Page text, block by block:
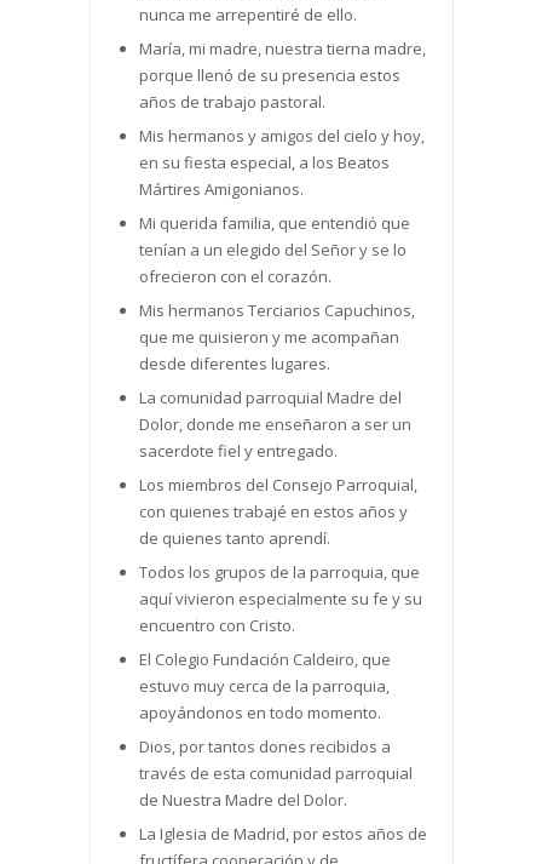
nunca me arrepentiré de ello.
María, mi madre, nuestra tierna madre,
porque llenó de su presencia estos
años de trabajo pastoral.
Mis hermanos y amigos del cielo y hoy,
en su fiesta especial, a los Beatos
Mártires Amigonianos.
Mi querida familia, que entendió que
tenían a un elegido del Señor y se lo
ofrecieron con el corazón.
Mis hermanos Terciarios Capuchinos,
que me quisieron y me acompañan
desde diferentes lugares.
La comunidad parroquial Madre del
Dolor, donde me enseñaron a ser un
sacerdote fiel y entregado.
Los miembros del Consejo Parroquial,
con quienes trabajé en estos años y
de quienes tanto aprendí.
Todos los grupos de la parroquia, que
aquí vivieron especialmente su fe y su
encuentro con Cristo.
El Colegio Fundación Caldeiro, que
estuvo muy cerca de la parroquia,
apoyándonos en todo momento.
Dios, por tantos dones recibidos a
través de esta comunidad parroquial
de Nuestra Madre del Dolor.
La Iglesia de Madrid, por estos años de